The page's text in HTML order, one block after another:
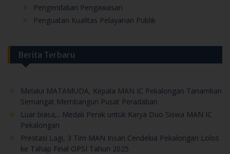
Pengendalian Pengawasan
Penguatan Kualitas Pelayanan Publik
Berita Terbaru
Melalui MATAMUDA, Kepala MAN IC Pekalongan Tanamkan
Semangat Membangun Pusat Peradaban
Luar biasa,.. Medali Perak untuk Karya Duo Siswa MAN IC
Pekalongan
Prestasi Lagi, 3 Tim MAN Insan Cendekia Pekalongan Lolos
ke Tahap Final OPSI Tahun 2025